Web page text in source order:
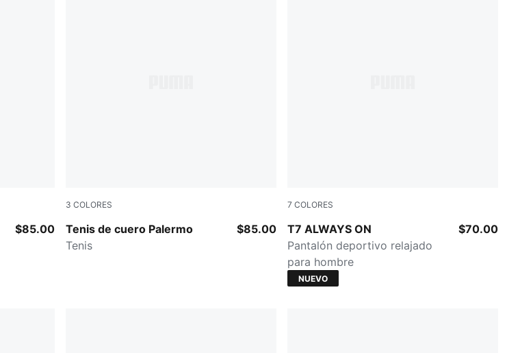
$85.00
3 COLORES
Tenis de cuero Palermo
PUMA Black-Feather Gray-Gum
Tenis
$85.00
7 COLORES
T7 ALWAYS ON
Mouse Gray
Pantalón deportivo relajado
para hombre
$70.00
NUEVO